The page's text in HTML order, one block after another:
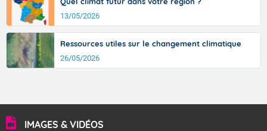
13/05/2026
Ressources utiles sur le changement climatique
26/05/2026
IMAGES & VIDÉOS